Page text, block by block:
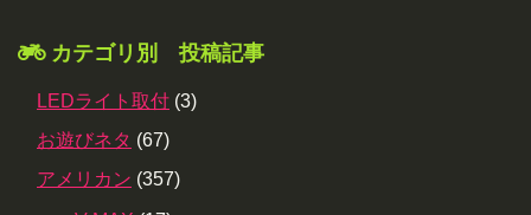
カテゴリ別 投稿記事
LEDライト取付 (3)
お遊びネタ (67)
アメリカン (357)